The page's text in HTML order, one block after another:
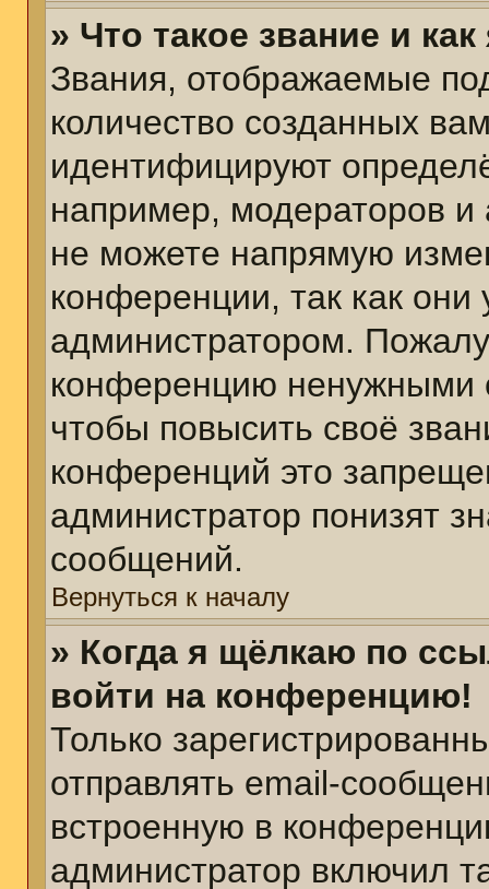
» Что такое звание и
Звания, отображаемые
количество созданных
идентифицируют
например, модераторов
не можете напрямую
конференции, так как они
администратором.
конференцию ненужными
чтобы повысить своё
конференций это
администратор понизят
сообщений.
Вернуться к началу
» Когда я щёлкаю по
войти на конференцию!
Только
отправлять email-
встроенную в
администратор включил